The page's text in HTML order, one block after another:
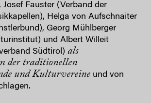
Josef Fauster (Verband der
Helga von Aufschnaiter
Georg Mühlberger
und Albert Willeit
Südtirol) als
der traditionellen
und Kulturvereine und von